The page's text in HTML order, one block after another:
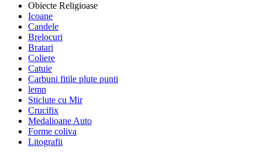
Obiecte Religioase
Icoane
Candele
Brelocuri
Bratari
Coliere
Catuie
Carbuni fitile plute punti
lemn
Sticlute cu Mir
Crucifix
Medalioane Auto
Forme coliva
Litografii